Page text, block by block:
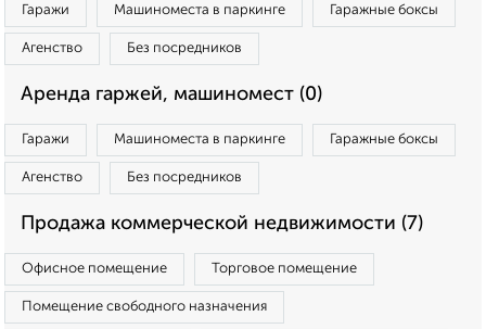
Гаражи Машиноместа в паркинге Гаражные боксы
Агенство Без посредников
Аренда гаржей, машиномест (0)
Гаражи Машиноместа в паркинге Гаражные боксы
Агенство Без посредников
Продажа коммерческой недвижимости (7)
Офисное помещение Торговое помещение
Помещение свободного назначения